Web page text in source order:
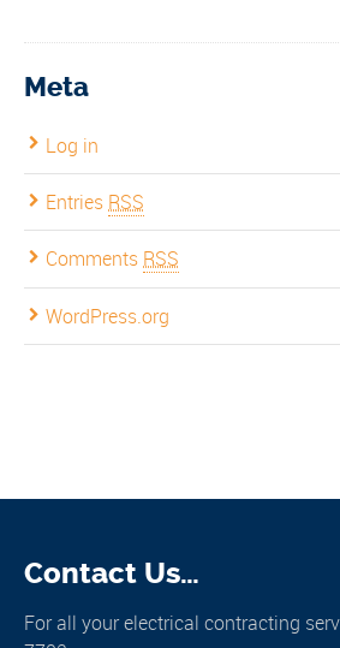
Meta
Log in
Entries RSS
Comments RSS
WordPress.org
Contact Us…
For all your electrical contracting